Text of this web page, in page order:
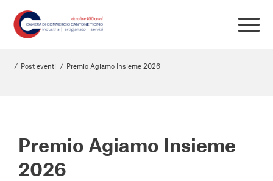
/ Post eventi / Premio Agiamo Insieme 2026
Premio Agiamo Insieme
2026